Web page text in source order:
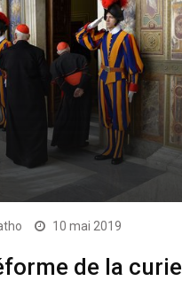
10 mai 2019
de la curie